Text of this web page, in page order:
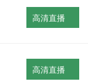
高清直播
高清直播